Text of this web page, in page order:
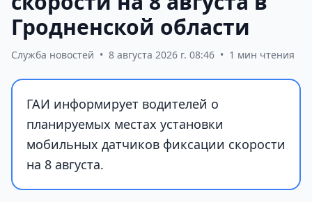
Гродненской области
Служба новостей • 8 августа 2026 г. 08:46 • 1 мин чтения
ГАИ информирует водителей о
планируемых местах установки
мобильных датчиков фиксации скорости
на 8 августа.